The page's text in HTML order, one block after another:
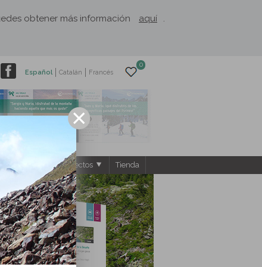
obtener más información aquí
.
0
Español Catalán Francés
El Rusc: Proyectos Tienda